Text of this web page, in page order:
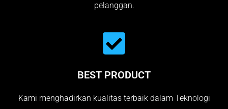
pelanggan.
BEST PRODUCT
Kami menghadirkan kualitas terbaik dalam Teknologi